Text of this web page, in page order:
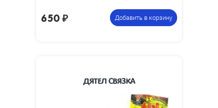
650₽ Добавить в корзину
ДЯТЕЛ СВЯЗКА
Цена указана за
Блок из 80 лент по 16